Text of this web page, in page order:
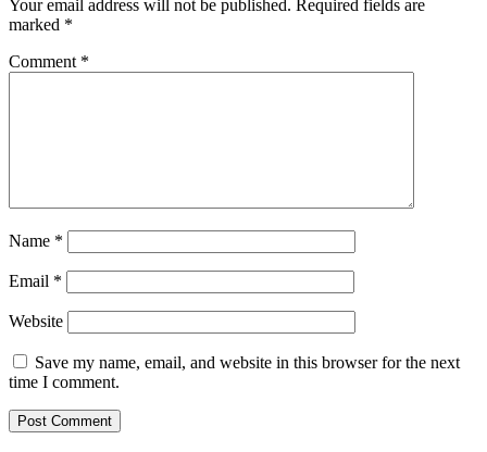
Your email address will not be published. Required fields are
marked *
Comment *
Name *
Email *
Website
Save my name, email, and website in this browser for the next
time I comment.